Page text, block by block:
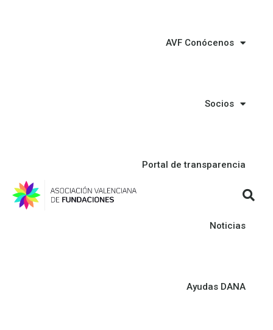
AVF Conócenos
Socios
Portal de transparencia
Noticias
Ayudas DANA